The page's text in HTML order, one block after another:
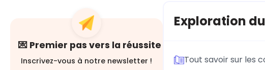
💌 Premier pas vers la réussite
Inscrivez-vous à notre newsletter !
Exploration
Tout savoir sur les